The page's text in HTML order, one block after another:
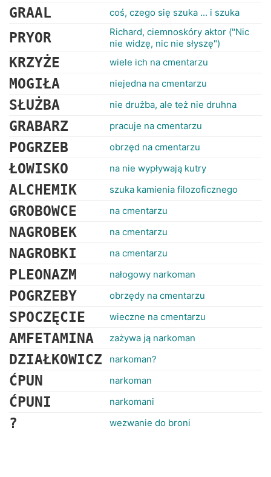
GRAAL coś, czego się szuka ... i szuka
PRYOR
Richard, ciemnoskóry aktor ("Nic
nie widzę, nic nie słyszę")
KRZYŻE wiele ich na cmentarzu
MOGIŁA niejedna na cmentarzu
SŁUŻBA nie drużba, ale też nie druhna
GRABARZ pracuje na cmentarzu
POGRZEB obrzęd na cmentarzu
ŁOWISKO na nie wypływają kutry
ALCHEMIK szuka kamienia filozoficznego
GROBOWCE na cmentarzu
NAGROBEK na cmentarzu
NAGROBKI na cmentarzu
PLEONAZM nałogowy narkoman
POGRZEBY obrzędy na cmentarzu
SPOCZĘCIE wieczne na cmentarzu
AMFETAMINA zażywa ją narkoman
DZIAŁKOWICZ narkoman?
ĆPUN narkoman
ĆPUNI narkomani
? wezwanie do broni